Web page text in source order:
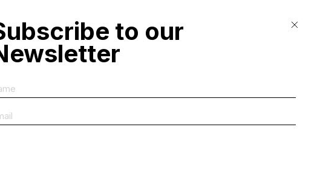
to our